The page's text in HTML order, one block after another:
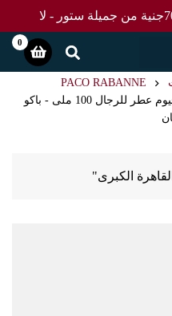
مجاني لأى اوردر اكثر من 700جنية من جميلة ستور - لا
0
PACO RABANNE
عطر وان مليون تيستر او دي بيرفيوم عطر للرجال 100 ملى - باكو
الكبرى"